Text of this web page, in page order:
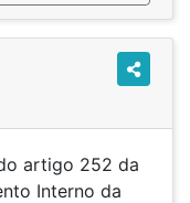
artigo 252 da
Interno da